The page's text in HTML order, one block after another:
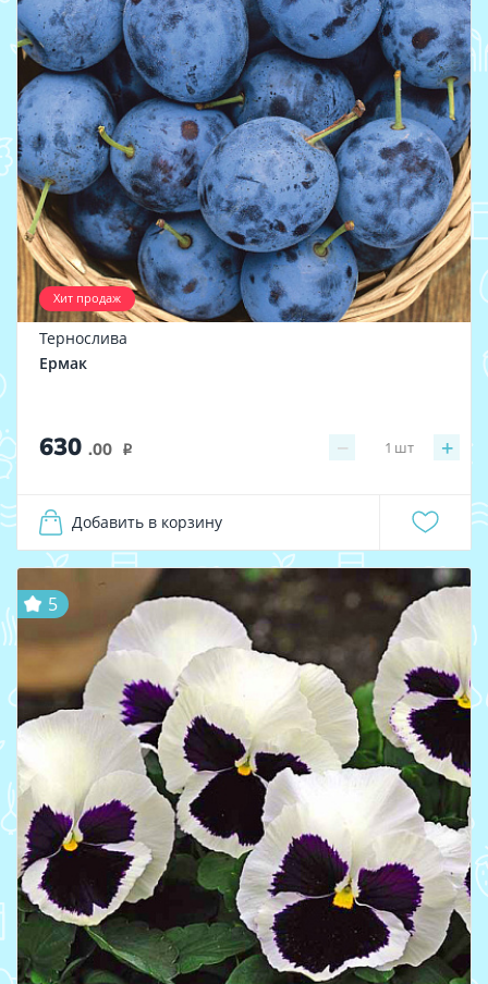
Хит продаж
Тернослива
Ермак
630 .00 i − +
1 шт
Добавить в корзину
5